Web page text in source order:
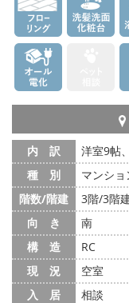
内 訳
洋室9帖
種 別
マンショ
階数/階建
3階/3階
向 き
南
構 造
RC
現 況
空室
入 居
相談